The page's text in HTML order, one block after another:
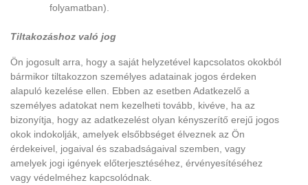
folyamatban).
Tiltakozáshoz való jog
Ön jogosult arra, hogy a saját helyzetével kapcsolatos okokból
bármikor tiltakozzon személyes adatainak jogos érdeken
alapuló kezelése ellen. Ebben az esetben Adatkezelő a
személyes adatokat nem kezelheti tovább, kivéve, ha az
bizonyítja, hogy az adatkezelést olyan kényszerítő erejű jogos
okok indokolják, amelyek elsőbbséget élveznek az Ön
érdekeivel, jogaival és szabadságaival szemben, vagy
amelyek jogi igények előterjesztéséhez, érvényesítéséhez
vagy védelméhez kapcsolódnak.